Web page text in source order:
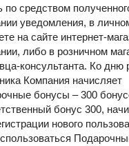
по средством
уведомления, в
на сайте интернет-
либо в розничном
консультанта. Ко дню
Компания начисляет
бонусы – 300
бонус 300,
нового